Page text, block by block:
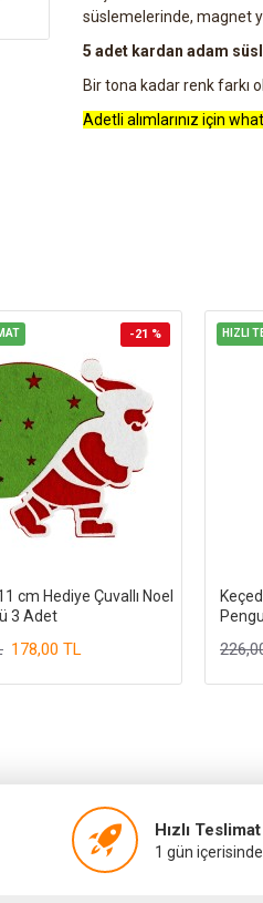
süslemelerinde, magnet
5 adet kardan adam
Bir tona kadar renk farkı
Adetli alımlarınız için
-21 %
cm Hediye Çuvallı Noel
3 Adet
178,00 TL
HIZLI
Hızlı Teslimat
1 gün